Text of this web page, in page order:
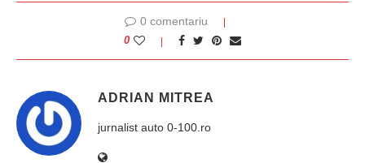
0 comentariu
0
ADRIAN MITREA
jurnalist auto 0-100.ro